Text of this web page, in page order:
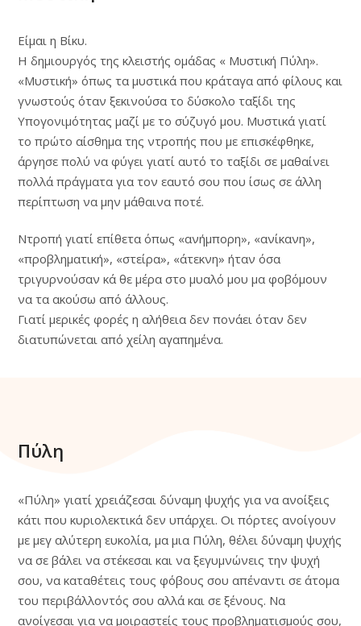
Είμαι η Βίκυ.
Η δημιουργός της κλειστής ομάδας « Μυστική Πύλη».
«Μυστική» όπως τα μυστικά που κράταγα από φίλους και
γνωστούς όταν ξεκινούσα το δύσκολο ταξίδι της
Υπογονιμότητας μαζί με το σύζυγό μου. Μυστικά γιατί
το πρώτο αίσθημα της ντροπής που με επισκέφθηκε,
άργησε πολύ να φύγει γιατί αυτό το ταξίδι σε μαθαίνει
πολλά πράγματα για τον εαυτό σου που ίσως σε άλλη
περίπτωση να μην μάθαινα ποτέ.
Ντροπή γιατί επίθετα όπως «ανήμπορη», «ανίκανη»,
«προβληματική», «στείρα», «άτεκνη» ήταν όσα
τριγυρνούσαν κά θε μέρα στο μυαλό μου μα φοβόμουν
να τα ακούσω από άλλους.
Γιατί μερικές φορές η αλήθεια δεν πονάει όταν δεν
διατυπώνεται από χείλη αγαπημένα.
Πύλη
«Πύλη» γιατί χρειάζεσαι δύναμη ψυχής για να ανοίξεις
κάτι που κυριολεκτικά δεν υπάρχει. Οι πόρτες ανοίγουν
με μεγ αλύτερη ευκολία, μα μια Πύλη, θέλει δύναμη ψυχής
να σε βάλει να στέκεσαι και να ξεγυμνώνεις την ψυχή
σου, να καταθέτεις τους φόβους σου απέναντι σε άτομα
του περιβάλλοντός σου αλλά και σε ξένους. Να
ανοίγεσαι για να μοιραστείς τους προβληματισμούς σου,